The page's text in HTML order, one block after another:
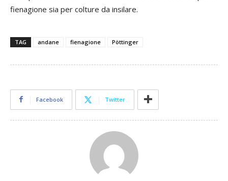
fienagione sia per colture da insilare.
TAG andane fienagione Pöttinger
Facebook Twitter